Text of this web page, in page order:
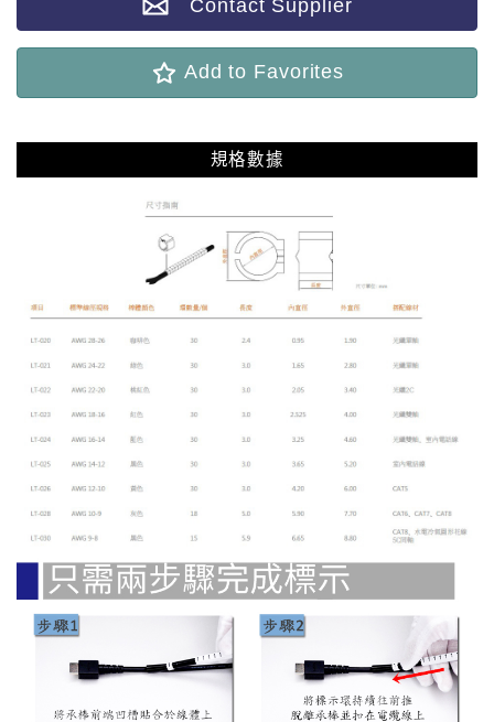
Contact Supplier
Add to Favorites
規格數據